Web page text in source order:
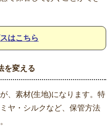
はこちら
を変える
、素材(生地)になります。特
ヤ・シルクなど、保管方法